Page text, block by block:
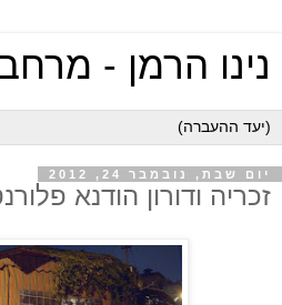
נינו הרמן -
יום שבת, נובמבר 24, 2012
זכריה ודורון הודנא פלורנטין